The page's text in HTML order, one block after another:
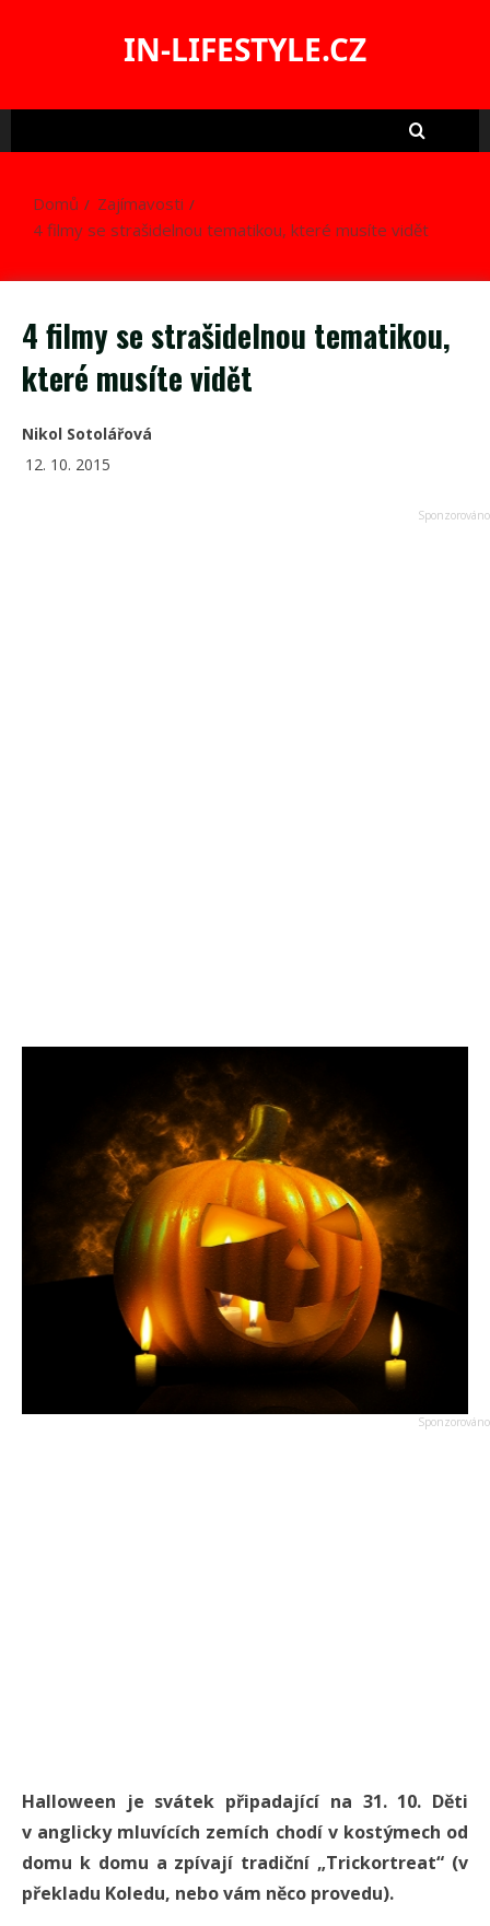
IN-LIFESTYLE.CZ
Domů
Zajímavosti
4 filmy se strašidelnou tematikou, které musíte vidět
4 filmy se strašidelnou tematikou,
které musíte vidět
Nikol Sotolářová
12. 10. 2015
Halloween je svátek připadající na 31. 10. Děti
v anglicky mluvících zemích chodí v kostýmech od
domu k domu a zpívají tradiční „Trickortreat“ (v
překladu Koledu, nebo vám něco provedu).